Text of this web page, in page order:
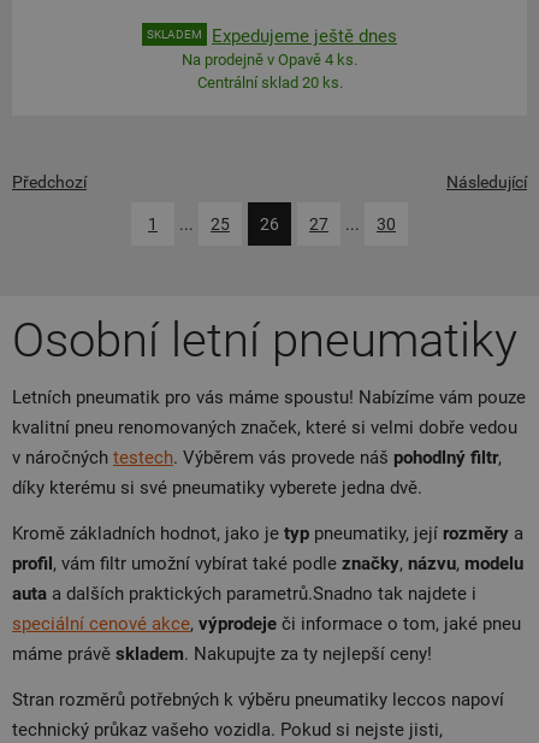
SKLADEM Expedujeme ještě dnes
Na prodejně v Opavě 4 ks.
Centrální sklad 20 ks.
Předchozí
1 ... 25 26 27 ... 30
Následující
Osobní letní pneumatiky
Letních pneumatik pro vás máme spoustu! Nabízíme vám pouze
kvalitní pneu renomovaných značek, které si velmi dobře vedou
v náročných testech. Výběrem vás provede náš pohodlný filtr,
díky kterému si své pneumatiky vyberete jedna dvě.
Kromě základních hodnot, jako je typ pneumatiky, její rozměry a
profil, vám filtr umožní vybírat také podle značky, názvu, modelu
auta a dalších praktických parametrů.Snadno tak najdete i
speciální cenové akce, výprodeje či informace o tom, jaké pneu
máme právě skladem. Nakupujte za ty nejlepší ceny!
Stran rozměrů potřebných k výběru pneumatiky leccos napoví
technický průkaz vašeho vozidla. Pokud si nejste jisti,